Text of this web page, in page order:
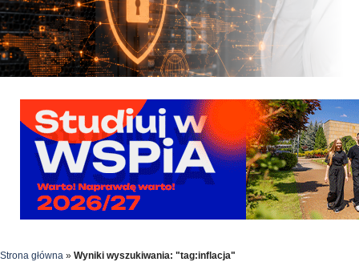
Strona główna » Wyniki wyszukiwania: "tag:inflacja"